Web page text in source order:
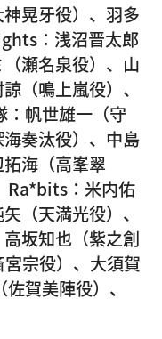
神晃牙役）、羽多
：浅沼晋太郎
（瀬名泉役）、山
（鳴上嵐役）、
：帆世雄一（守
奏汰役）、中島
海（高峯翠
Ra*bits：米内佑
（天満光役）、
坂知也（紫之創
宗役）、大須賀
賀美陣役）、